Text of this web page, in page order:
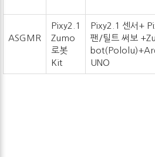
ASGMR
Pixy2.1
Zumo
로봇
Kit
Pixy2.1 센서+
팬/틸트 써보
UNO